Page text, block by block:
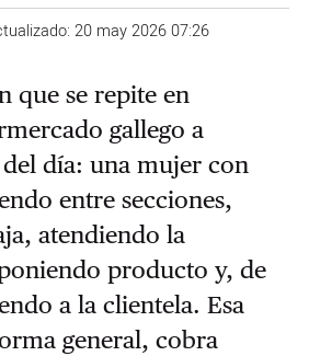
20 may 2026 07:26
que se repite en
gallego a
día: una mujer con
entre secciones,
atendiendo la
producto y, de
a la clientela. Esa
general, cobra